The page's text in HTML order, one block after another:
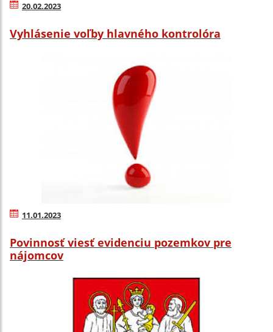
20.02.2023
Vyhlásenie voľby hlavného kontrolóra
11.01.2023
Povinnosť viesť evidenciu pozemkov pre
nájomcov